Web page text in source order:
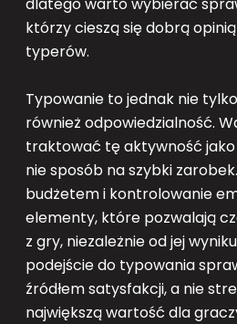
którzy cieszą się dobrą
typerów.
Typowanie to jednak nie
również odpowiedzialność.
traktować tę aktywność
nie sposób na szybki
budżetem i kontrolowanie
elementy, które pozwalają
z gry, niezależnie od jej
podejście do typowania
źródłem satysfakcji, a nie
największą wartość dla